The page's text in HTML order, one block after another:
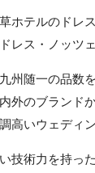
お問い合わせ
ホテルのドレ
レス・ノッツェ
州随一の品数
外のブランド
高いウェディ
技術力を持っ